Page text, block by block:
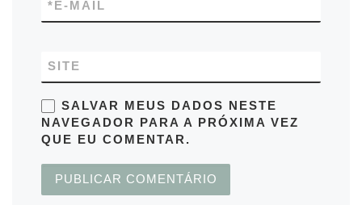
E-MAIL
*
SITE
SALVAR MEUS DADOS NESTE
NAVEGADOR PARA A PRÓXIMA VEZ
QUE EU COMENTAR.